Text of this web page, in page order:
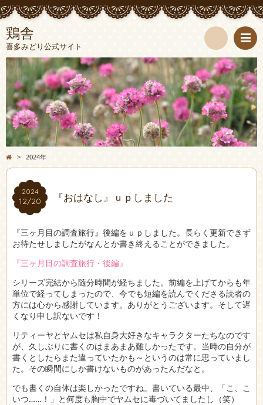
鶏舎
喜多みどり公式サイト
検
索
> 2024年
2024
12/20
2024
12/20 『おはなし』ｕｐしました
『三ヶ月目の調査旅行』後編をｕｐしました。長らく更新できず
お待たせしましたがなんとか書き終えることができました。
『三ヶ月目の調査旅行・後編』
シリーズ完結から随分時間が経ちました。前編を上げてからも年
単位で経ってしまったので、今でも短編を読んでくださる読者の
方には心から感謝しています。ありがとうございます。そして遅
くなり申し訳ないです！
リティーヤとヤムセは私自身大好きなキャラクターたちなのです
が、久しぶりに書くのはまあまあ難しかったです。当時の自分が
書くとしたらまた違っていたかも～というのは常に思っていまし
た。その瞬間にしか書けないものがあったんだなと。
でも書くの自体は楽しかったですね。書いている最中、「こ、こ
いつ……！」と何度も胸中でヤムセに毒づいてましたし（笑）